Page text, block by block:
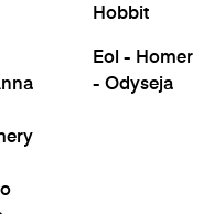
Hobbit
Eol - Homer
- Odyseja